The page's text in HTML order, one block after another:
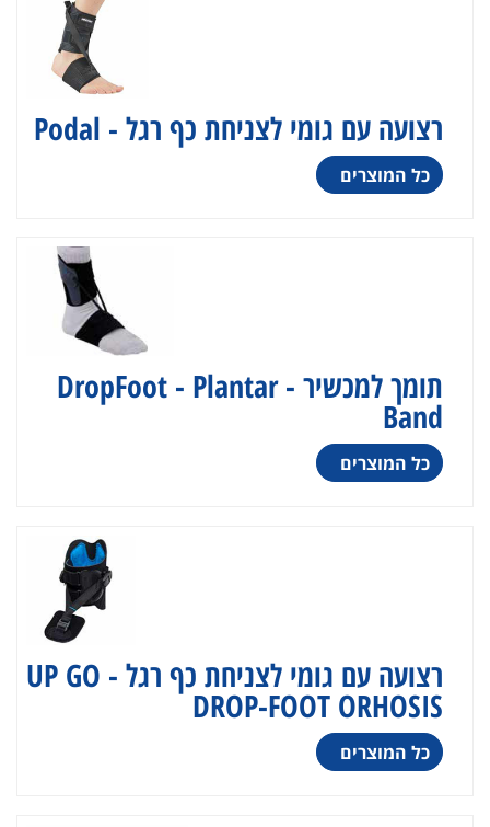
רצועה עם גומי לצניחת כף רגל - Podal
כל המוצרים
תומך למכשיר - DropFoot - Plantar
Band
כל המוצרים
רצועה עם גומי לצניחת כף רגל - UP GO
DROP-FOOT ORHOSIS
כל המוצרים